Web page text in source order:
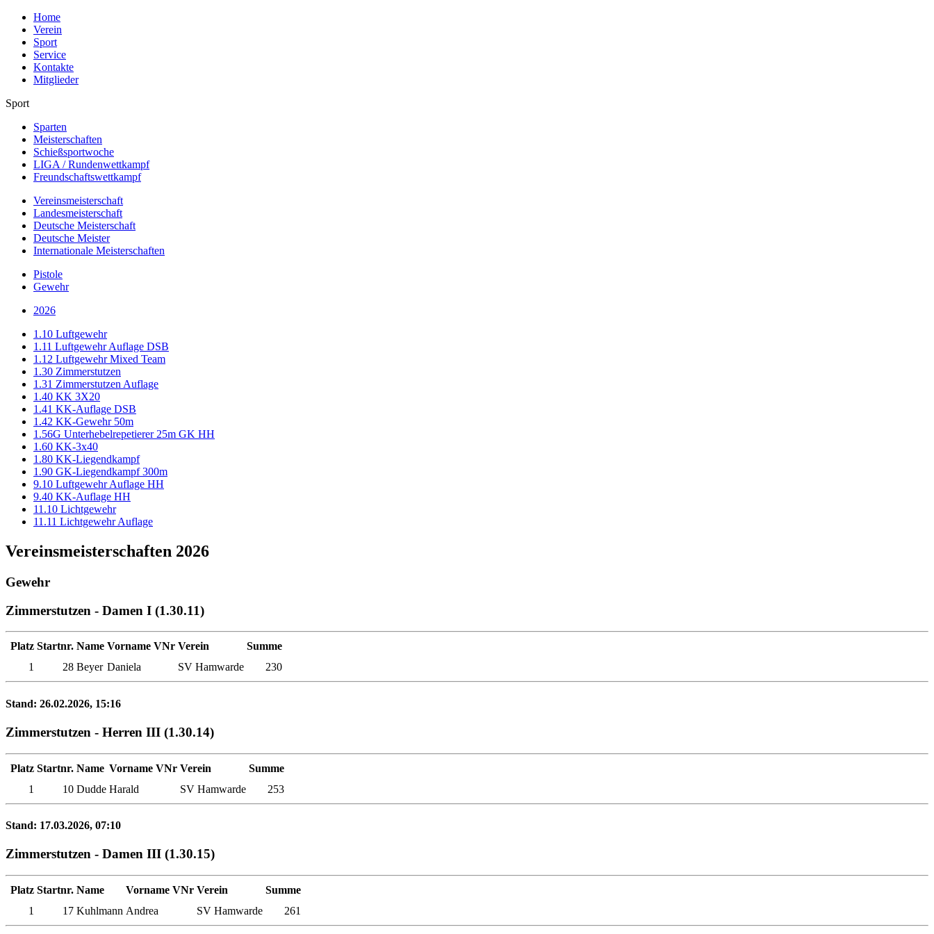
Home
Verein
Sport
Service
Kontakte
Mitglieder
Sport
Sparten
Meisterschaften
Schießsportwoche
LIGA / Rundenwettkampf
Freundschaftswettkampf
Vereinsmeisterschaft
Landesmeisterschaft
Deutsche Meisterschaft
Deutsche Meister
Internationale Meisterschaften
Pistole
Gewehr
2026
1.10 Luftgewehr
1.11 Luftgewehr Auflage DSB
1.12 Luftgewehr Mixed Team
1.30 Zimmerstutzen
1.31 Zimmerstutzen Auflage
1.40 KK 3X20
1.41 KK-Auflage DSB
1.42 KK-Gewehr 50m
1.56G Unterhebelrepetierer 25m GK HH
1.60 KK-3x40
1.80 KK-Liegendkampf
1.90 GK-Liegendkampf 300m
9.10 Luftgewehr Auflage HH
9.40 KK-Auflage HH
11.10 Lichtgewehr
11.11 Lichtgewehr Auflage
Vereinsmeisterschaften 2026
Gewehr
Zimmerstutzen - Damen I (1.30.11)
Platz Startnr. Name Vorname VNr Verein
Summe
1
28 Beyer Daniela SV Hamwarde 230
Stand: 26.02.2026, 15:16
Zimmerstutzen - Herren III (1.30.14)
Platz Startnr. Name Vorname VNr Verein
Summe
1
10 Dudde Harald SV Hamwarde 253
Stand: 17.03.2026, 07:10
Zimmerstutzen - Damen III (1.30.15)
Platz Startnr. Name Vorname VNr Verein
Summe
1
17 Kuhlmann Andrea SV Hamwarde 261